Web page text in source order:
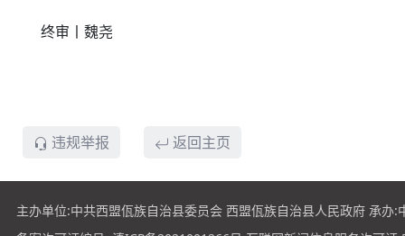
终审丨魏尧
违规举报 返回主页
主办单位:中共西盟佤族自治县委员会 西盟佤族自治县人民政府 承办